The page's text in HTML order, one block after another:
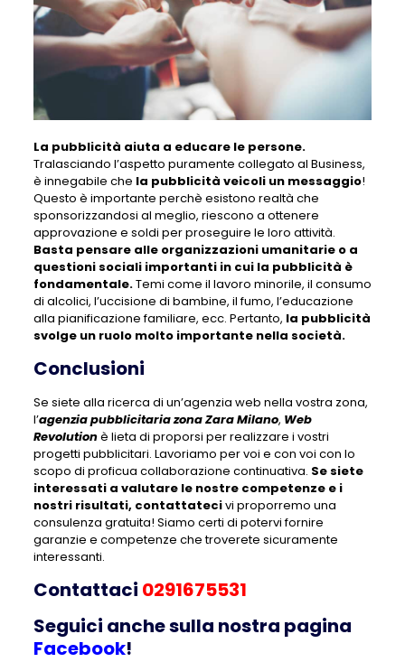
La pubblicità aiuta a educare le persone.
Tralasciando l’aspetto puramente collegato al Business,
è innegabile che la pubblicità veicoli un messaggio!
Questo è importante perchè esistono realtà che
sponsorizzandosi al meglio, riescono a ottenere
approvazione e soldi per proseguire le loro attività.
Basta pensare alle organizzazioni umanitarie o a
questioni sociali importanti in cui la pubblicità è
fondamentale.Temi come il lavoro minorile, il consumo
di alcolici, l’uccisione di bambine, il fumo, l’educazione
alla pianificazione familiare, ecc. Pertanto, la pubblicità
svolge un ruolo molto importante nella società.
Conclusioni
Se siete alla ricerca di un’agenzia web nella vostra zona,
l’agenzia pubblicitaria zona Zara Milano, Web
Revolutionè lieta di proporsi per realizzare i vostri
progetti pubblicitari. Lavoriamo per voi e con voi con lo
scopo di proficua collaborazione continuativa. Se siete
interessati a valutare le nostre competenze e i
nostri risultati, contattatecivi proporremo una
consulenza gratuita! Siamo certi di potervi fornire
garanzie e competenze che troverete sicuramente
interessanti.
Contattaci 0291675531
Seguici anche sulla nostra pagina
Facebook!